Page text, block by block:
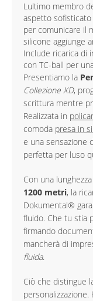
Lultimo membro
aspetto
per comunicare il
silicone aggiunge
Include ricarica di
con TC-ball per
Presentiamo la
Collezione XD,
scrittura mentre
Realizzata in
comoda presa in
e una sensazione
perfetta per luso
Con una
1200 metri, la
Dokumental®
fluido. Che tu stia
firmando
mancherà di
fluida.
Ciò che distingue